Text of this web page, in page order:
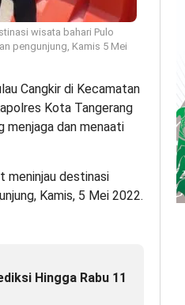
wisata bahari Pulo
pengunjung, Kamis 5 Mei
Cangkir di Kecamatan
Kota Tangerang
menjaga dan menaati
meninjau destinasi
Kamis, 5 Mei 2022.
Hingga Rabu 11